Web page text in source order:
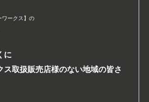
ワークス】の
に
ス取扱販売店様のない地域の皆さ